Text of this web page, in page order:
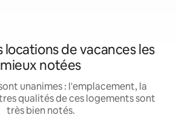
locations de vacances les
mieux notées
unanimes : l'emplacement, la
qualités de ces logements sont
très bien notés.